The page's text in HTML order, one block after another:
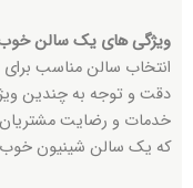
ویژگی های یک سالن خوب
انتخاب سالن مناسب برای
دقت و توجه به چندین
خدمات و رضایت مشتریان
که یک سالن شینیون خوب